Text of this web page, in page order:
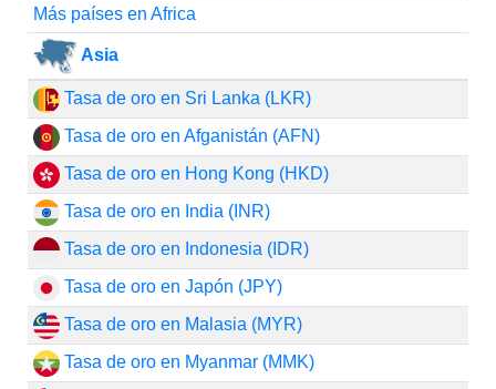
Más países en Africa
Asia
Tasa de oro en Sri Lanka (LKR)
Tasa de oro en Afganistán (AFN)
Tasa de oro en Hong Kong (HKD)
Tasa de oro en India (INR)
Tasa de oro en Indonesia (IDR)
Tasa de oro en Japón (JPY)
Tasa de oro en Malasia (MYR)
Tasa de oro en Myanmar (MMK)